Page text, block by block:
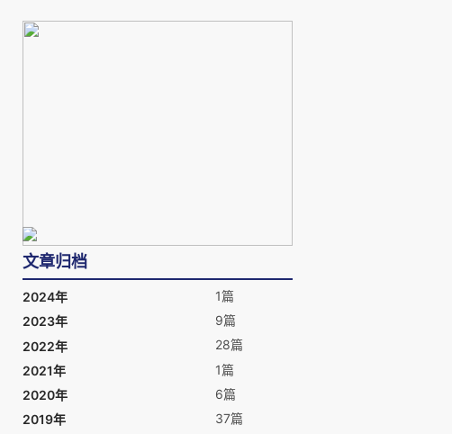
文章归档
2024年
1篇
2023年
9篇
2022年
28篇
2021年
1篇
2020年
6篇
2019年
37篇